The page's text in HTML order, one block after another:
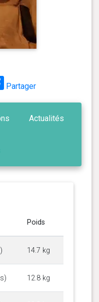
Partager
Actualités
Poids
14.7 kg
12.8 kg